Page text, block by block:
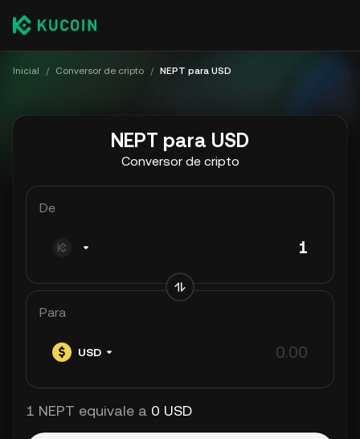
Inicial / Conversor de cripto / NEPT para USD
NEPT para USD
Conversor de cripto
De
Para
USD
1 NEPT equivale a 0 USD